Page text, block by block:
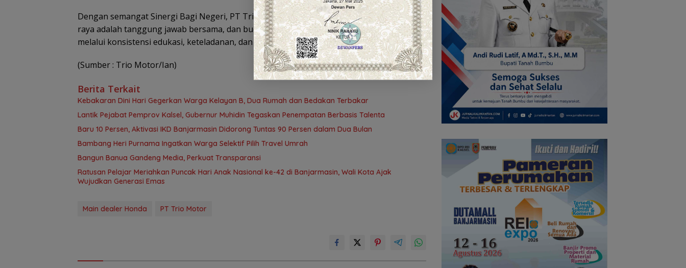
Dengan semangat Sinergi Bagi Negeri, PT Trio Motor percaya bahwa keselamatan di jalan
raya adalah tanggung jawab bersama, dan budaya berkendara aman hanya dapat tercipta
melalui konsistensi edukasi, keteladanan, dan kesadaran kolektif seluruh masyarakat.
(Sumber : Trio Motor/Ian)
Berita Terkait
Kebakaran Dini Hari Gegerkan Warga Kelayan B, Dua Rumah dan Bedakan Terbakar
Lantik Pejabat Pemprov Kalsel, Gubernur Muhidin Tegaskan Penempatan Berbasis Talenta
Baru 10 Persen, Aktivasi IKD Banjarmasin Didorong Tuntas 90 Persen dalam Dua Bulan
Bambang Heri Purnama Ingatkan Warga Selektif Pilih Travel Umrah
Bangun Banua Gandeng Media, Perkuat Transparansi
Ratusan Pelajar Meriahkan Puncak Hari Anak Nasional ke-42 di Banjarmasin, Wali Kota Ajak
Wujudkan Generasi Emas
Main dealer Honda PT Trio Motor